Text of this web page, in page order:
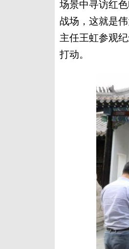
场景中寻访红
战场，这就是
主任王虹参观
打动。